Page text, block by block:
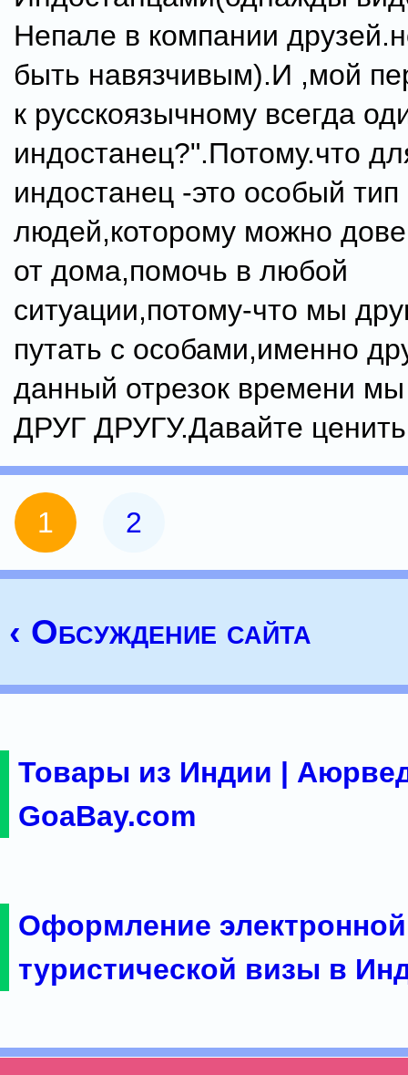
Непале в компании
быть навязчивым).И ,мой
к русскоязычному всегда
индостанец?".Потому.что
индостанец -это особый тип
людей,которому можно
от дома,помочь в любой
ситуации,потому-что мы
путать с особами,именно
данный отрезок времени
ДРУГ ДРУГУ.Давайте ценить
1 2
‹ Обсуждение сайта
Товары из Индии |
GoaBay.com
Оформление электронной
туристической визы в